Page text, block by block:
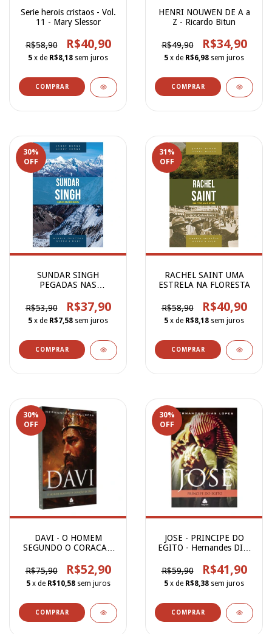
Serie herois cristaos - Vol.
11 - Mary Slessor
R$58,90 R$40,90
5 x de R$8,18 sem juros
HENRI NOUWEN DE A a
Z - Ricardo Bitun
R$49,90 R$34,90
5 x de R$6,98 sem juros
30%
OFF
SUNDAR SINGH
PEGADAS NAS
R$53,90
R$37,90
5 x de R$7,58 sem juros
31 %
OFF
RACHEL SAINT UMA
ESTRELA NA FLORESTA
R$58,90 R$40,90
5 x de R$8,18 sem juros
30%
OFF
DAVI - O HOMEM
SEGUNDO O CORACAO
R$75,90
R$52,90
5 x de R$10,58 sem juros
30%
OFF
JOSE - PRINCIPE DO
EGITO - Hernandes DIas
R$59,90
R$41,90
5 x de R$8,38 sem juros